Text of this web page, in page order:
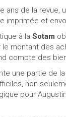
ans de la revue,
imprimée et
à la Sotam
montant des
compte des
une partie de la
non
pour